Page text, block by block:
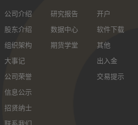
公司介绍
股东介绍
组织架构
大事记
公司荣誉
信息公示
招贤纳士
联系我们
研究报告
数据中心
期货学堂
开户
软件下载
其他
出入金
交易提示